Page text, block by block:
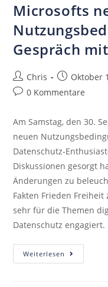
Microsofts
Gespräch
Chris Oktober
0 Kommentare
Am Samstag, den 30.
neuen
Datenschutz-
Diskussionen gesorgt
Änderungen zu
Fakten Frieden
sehr für die Themen
Datenschutz engagiert.
Weiterlesen